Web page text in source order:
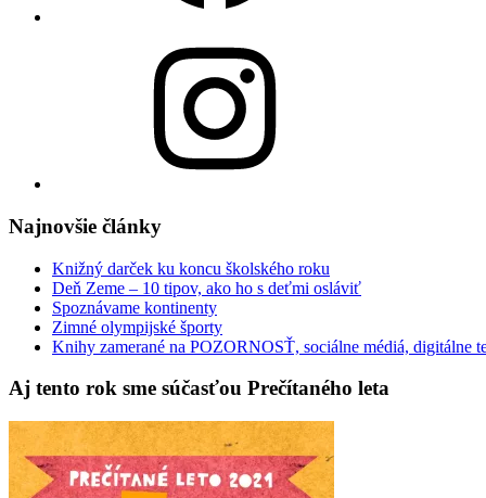
Najnovšie články
Knižný darček ku koncu školského roku
Deň Zeme – 10 tipov, ako ho s deťmi osláviť
Spoznávame kontinenty
Zimné olympijské športy
Knihy zamerané na POZORNOSŤ, sociálne médiá, digitálne
Aj tento rok sme súčasťou Prečítaného leta